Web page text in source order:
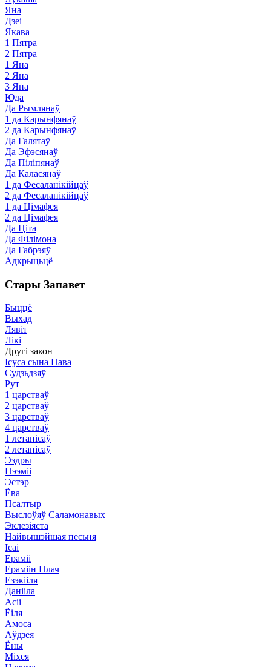
Яна
Дзеі
Якава
1 Пятра
2 Пятра
1 Яна
2 Яна
3 Яна
Юда
Да Рымлянаў
1 да Карынфянаў
2 да Карынфянаў
Да Галятаў
Да Эфэсянаў
Да Піліпянаў
Да Каласянаў
1 да Фесаланікійцаў
2 да Фесаланікійцаў
1 да Цімафея
2 да Цімафея
Да Ціта
Да Філімона
Да Габрэяў
Адкрыцьцё
Стары Запавет
Быццё
Выхад
Лявіт
Лікі
Другі закон
Ісуса сына Нава
Судзьдзяў
Рут
1 царстваў
2 царстваў
3 царстваў
4 царстваў
1 летапісаў
2 летапісаў
Эздры
Нээміі
Эстэр
Ёва
Псалтыр
Выслоўяў Саламонавых
Эклезіяста
Найвышэйшая песьня
Ісаі
Ераміі
Ераміін Плач
Езэкііля
Данііла
Асіі
Ёіля
Амоса
Аўдзея
Ёны
Міхея